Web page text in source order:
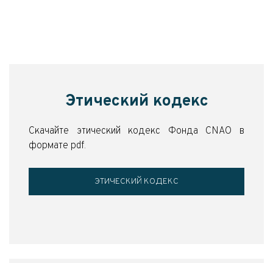
Этический кодекс
Скачайте этический кодекс Фонда CNAO в
формате pdf.
ЭТИЧЕСКИЙ КОДЕКС